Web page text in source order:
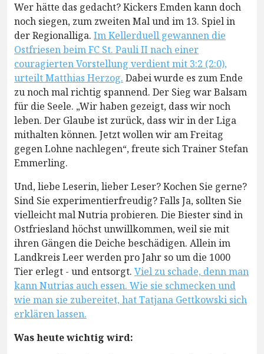
Wer hätte das gedacht? Kickers Emden kann doch
noch siegen, zum zweiten Mal und im 13. Spiel in
der Regionalliga. Im Kellerduell gewannen die
Ostfriesen beim FC St. Pauli II nach einer
couragierten Vorstellung verdient mit 3:2 (2:0),
urteilt Matthias Herzog. Dabei wurde es zum Ende
zu noch mal richtig spannend. Der Sieg war Balsam
für die Seele. „Wir haben gezeigt, dass wir noch
leben. Der Glaube ist zurück, dass wir in der Liga
mithalten können. Jetzt wollen wir am Freitag
gegen Lohne nachlegen“, freute sich Trainer Stefan
Emmerling.
Und, liebe Leserin, lieber Leser? Kochen Sie gerne?
Sind Sie experimentierfreudig? Falls Ja, sollten Sie
vielleicht mal Nutria probieren. Die Biester sind in
Ostfriesland höchst unwillkommen, weil sie mit
ihren Gängen die Deiche beschädigen. Allein im
Landkreis Leer werden pro Jahr so um die 1000
Tier erlegt - und entsorgt. Viel zu schade, denn man
kann Nutrias auch essen. Wie sie schmecken und
wie man sie zubereitet, hat Tatjana Gettkowski sich
erklären lassen.
Was heute wichtig wird: